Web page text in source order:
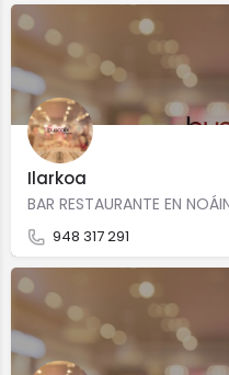
Ilarkoa
948 317 291